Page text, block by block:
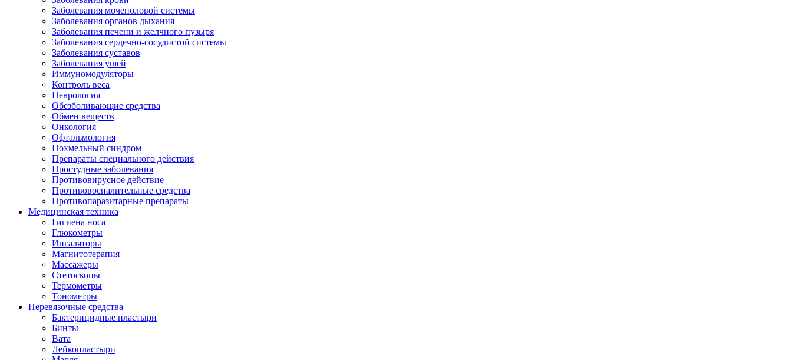
Заболевания мочеполовой системы
Заболевания органов дыхания
Заболевания печени и желчного пузыря
Заболевания сердечно-сосудистой системы
Заболевания суставов
Заболевания ушей
Иммуномодуляторы
Контроль веса
Неврология
Обезболивающие средства
Обмен веществ
Онкология
Офтальмология
Похмельный синдром
Препараты специального действия
Простудные заболевания
Противовирусное действие
Противовоспалительные средства
Противопаразитарные препараты
Медицинская техника
Гигиена носа
Глюкометры
Ингаляторы
Магнитотерапия
Массажеры
Стетоскопы
Термометры
Тонометры
Перевязочные средства
Бактерицидные пластыри
Бинты
Вата
Лейкопластыри